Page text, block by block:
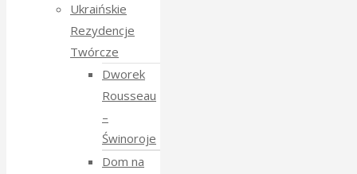
Ukraińskie
Rezydencje
Twórcze
Dworek
Rousseau
–
Świnoroje
Dom na